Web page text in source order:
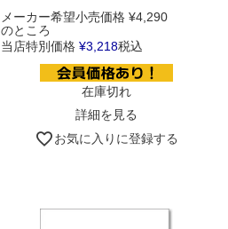
メーカー希望小売価格 ¥4,290
のところ
当店特別価格 ¥3,218税込
在庫切れ
詳細を見る
お気に入りに登録する